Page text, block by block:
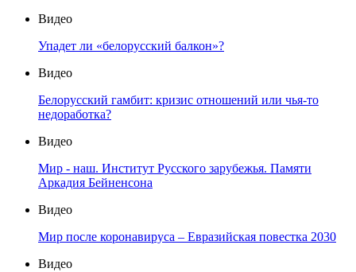
Видео
Упадет ли «белорусский балкон»?
Видео
Белорусский гамбит: кризис отношений или чья-то
недоработка?
Видео
Мир - наш. Институт Русского зарубежья. Памяти
Аркадия Бейненсона
Видео
Мир после коронавируса – Евразийская повестка 2030
Видео